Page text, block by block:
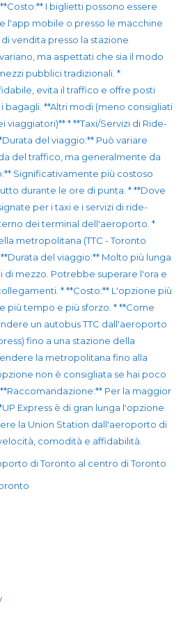
I biglietti possono essere
l'app mobile o presso le macchine
vendita presso la stazione
ma aspettati che sia il modo
pubblici tradizionali. *
evita il traffico e offre posti
bagagli. **Altri modi (meno consigliati
* **Taxi/Servizi di Ride-
del viaggio:** Può variare
del traffico, ma generalmente da
Significativamente più costoso
durante le ore di punta. * **Dove
per i taxi e i servizi di ride-
dei terminal dell'aeroporto. *
metropolitana (TTC - Toronto
**Durata del viaggio:** Molto più lunga
di mezzo. Potrebbe superare l'ora e
* **Costo:** L'opzione più
più tempo e più sforzo. * **Come
un autobus TTC dall'aeroporto
fino a una stazione della
la metropolitana fino alla
non è consigliata se hai poco
Per la maggior
Express è di gran lunga l'opzione
la Union Station dall'aeroporto di
comodità e affidabilità.
di Toronto al centro di Toronto